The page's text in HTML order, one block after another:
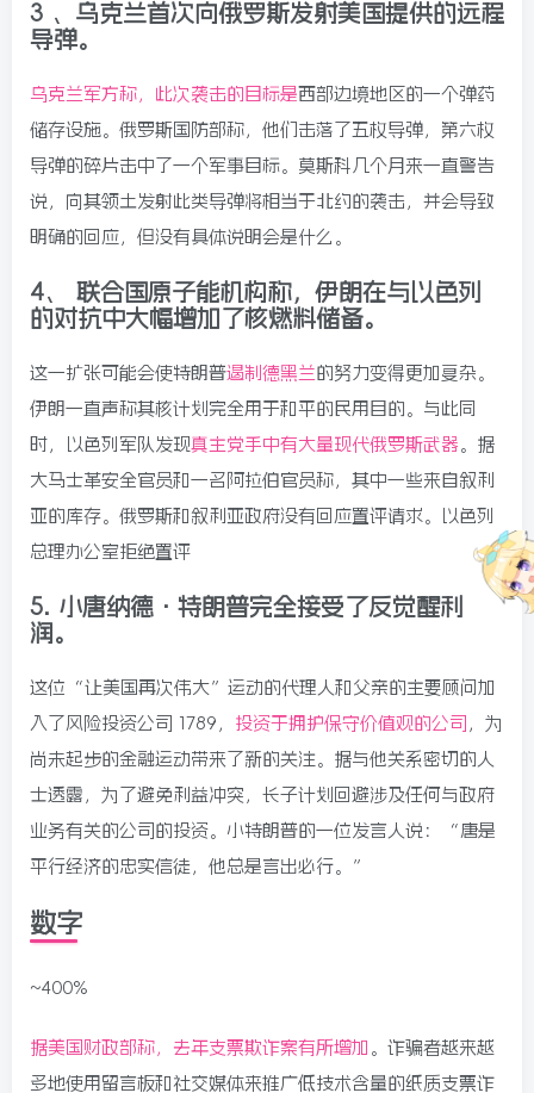
3 、乌克兰首次向俄罗斯发射美国提供的远程
导弹。
乌克兰军方称，此次袭击的目标是西部边境地区的一个弹药
储存设施。俄罗斯国防部称，他们击落了五枚导弹，第六枚
导弹的碎片击中了一个军事目标。莫斯科几个月来一直警告
说，向其领土发射此类导弹将相当于北约的袭击，并会导致
明确的回应，但没有具体说明会是什么。
4、 联合国原子能机构称，伊朗在与以色列
的对抗中大幅增加了核燃料储备。
这一扩张可能会使特朗普遏制德黑兰的努力变得更加复杂。
伊朗一直声称其核计划完全用于和平的民用目的。与此同
时，以色列军队发现真主党手中有大量现代俄罗斯武器 。据
大马士革安全官员和一名阿拉伯官员称，其中一些来自叙利
亚的库存。俄罗斯和叙利亚政府没有回应置评请求。以色列
总理办公室拒绝置评
5. 小唐纳德·特朗普完全接受了反觉醒利
润。
这位“让美国再次伟大”运动的代理人和父亲的主要顾问加
入了风险投资公司 1789， 投资于拥护保守价值观的公司 ，为
尚未起步的金融运动带来了新的关注。据与他关系密切的人
士透露，为了避免利益冲突，长子计划回避涉及任何与政府
业务有关的公司的投资。小特朗普的一位发言人说：“唐是
平行经济的忠实信徒，他总是言出必行。”
数字
~400%
据美国财政部称，去年支票欺诈案有所增加 。诈骗者越来越
多地使用留言板和社交媒体来推广低技术含量的纸质支票诈